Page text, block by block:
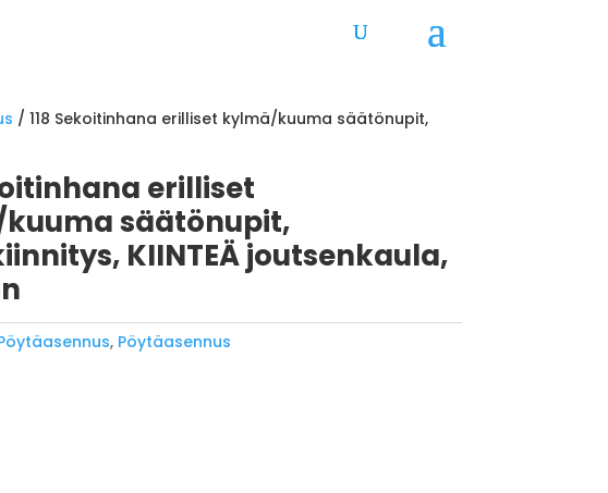
/ 118 Sekoitinhana erilliset kylmä/kuuma säätönupit,
erilliset
säätönupit,
KIINTEÄ joutsenkaula,
, Pöytäasennus